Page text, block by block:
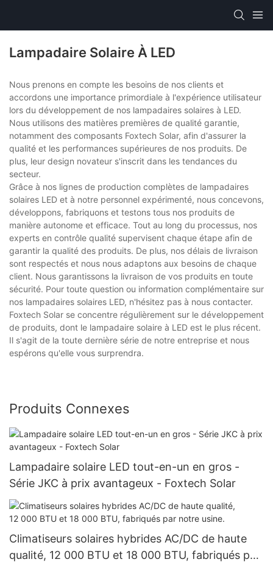
Lampadaire Solaire À LED
Nous prenons en compte les besoins de nos clients et
accordons une importance primordiale à l'expérience utilisateur
lors du développement de nos lampadaires solaires à LED.
Nous utilisons des matières premières de qualité garantie,
notamment des composants Foxtech Solar, afin d'assurer la
qualité et les performances supérieures de nos produits. De
plus, leur design novateur s'inscrit dans les tendances du
secteur.
Grâce à nos lignes de production complètes de lampadaires
solaires LED et à notre personnel expérimenté, nous concevons,
développons, fabriquons et testons tous nos produits de
manière autonome et efficace. Tout au long du processus, nos
experts en contrôle qualité supervisent chaque étape afin de
garantir la qualité des produits. De plus, nos délais de livraison
sont respectés et nous nous adaptons aux besoins de chaque
client. Nous garantissons la livraison de vos produits en toute
sécurité. Pour toute question ou information complémentaire sur
nos lampadaires solaires LED, n'hésitez pas à nous contacter.
Foxtech Solar se concentre régulièrement sur le développement
de produits, dont le lampadaire solaire à LED est le plus récent.
Il s'agit de la toute dernière série de notre entreprise et nous
espérons qu'elle vous surprendra.
Produits Connexes
Lampadaire solaire LED tout-en-un en gros -
Série JKC à prix avantageux - Foxtech Solar
Climatiseurs solaires hybrides AC/DC de haute
qualité, 12 000 BTU et 18 000 BTU, fabriqués par